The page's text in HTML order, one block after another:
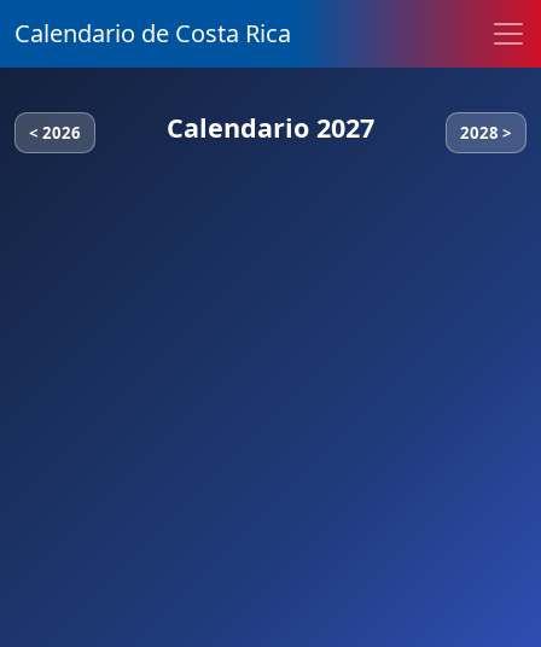
Calendario de Costa Rica
< 2026 Calendario 2027 2028 >